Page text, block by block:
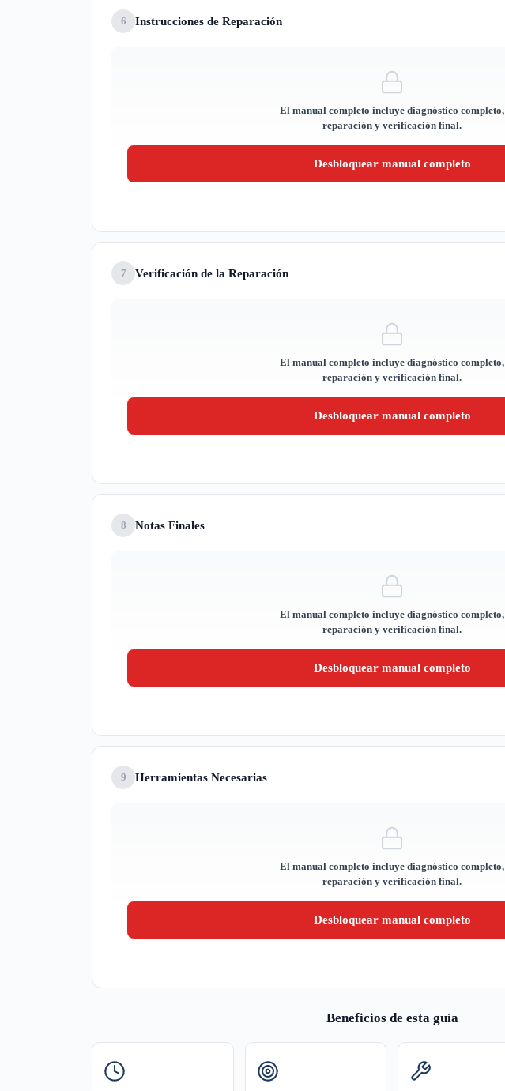
6 Instrucciones de Reparación
El manual completo incluye diagnóstico completo,
reparación y verificación final.
Desbloquear manual completo
7 Verificación de la Reparación
El manual completo incluye diagnóstico completo,
reparación y verificación final.
Desbloquear manual completo
8 Notas Finales
El manual completo incluye diagnóstico completo,
reparación y verificación final.
Desbloquear manual completo
9 Herramientas Necesarias
El manual completo incluye diagnóstico completo,
reparación y verificación final.
Desbloquear manual completo
Beneficios de esta guía